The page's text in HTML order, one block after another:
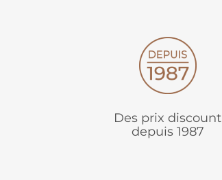
Des prix discount
depuis 1987